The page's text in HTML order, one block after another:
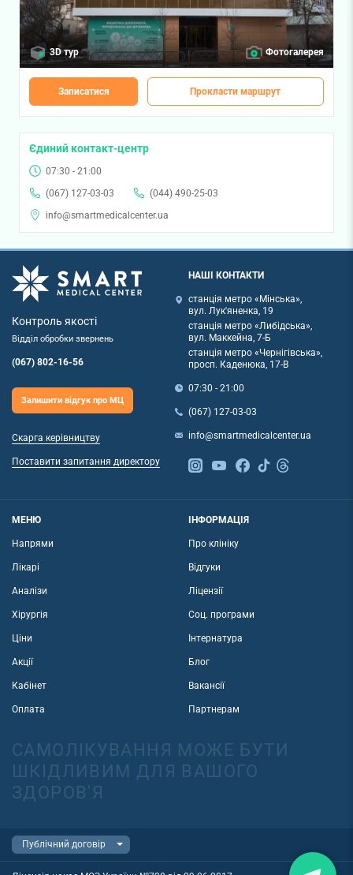
3D тур Фотогалерея
Записатися Прокласти маршрут
Єдиний контакт-центр
07:30 - 21:00
(067) 127-03-03
(044) 490-25-03
info@smartmedicalcenter.ua
Контроль якості
Відділ обробки звернень
(067) 802-16-56
Залишити відгук про МЦ
Скарга керівництву
Поставити запитання директору
НАШІ КОНТАКТИ
станція метро «Мінська»,
вул. Лук'яненка, 19
станція метро «Либідська»,
вул. Маккейна, 7-Б
станція метро «Чернігівська»,
просп. Каденюка, 17-В
07:30 - 21:00
(067) 127-03-03
info@smartmedicalcenter.ua
МЕНЮ
Напрями
Лікарі
Аналізи
Хірургія
Ціни
Акції
Кабінет
Оплата
ІНФОРМАЦІЯ
Про клініку
Відгуки
Ліцензії
Соц. програми
Інтернатура
Блог
Вакансії
Партнерам
САМОЛІКУВАННЯ МОЖЕ БУТИ
ШКІДЛИВИМ ДЛЯ ВАШОГО
ЗДОРОВ'Я